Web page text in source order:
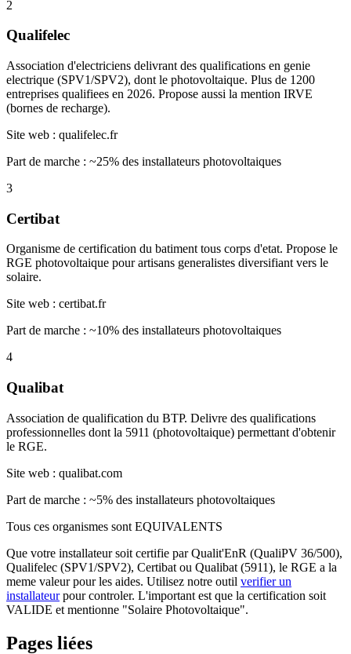
2
Qualifelec
Association d'electriciens delivrant des qualifications en genie
electrique (SPV1/SPV2), dont le photovoltaique. Plus de 1200
entreprises qualifiees en 2026. Propose aussi la mention IRVE
(bornes de recharge).
Site web : qualifelec.fr
Part de marche : ~25% des installateurs photovoltaiques
3
Certibat
Organisme de certification du batiment tous corps d'etat. Propose le
RGE photovoltaique pour artisans generalistes diversifiant vers le
solaire.
Site web : certibat.fr
Part de marche : ~10% des installateurs photovoltaiques
4
Qualibat
Association de qualification du BTP. Delivre des qualifications
professionnelles dont la 5911 (photovoltaique) permettant d'obtenir
le RGE.
Site web : qualibat.com
Part de marche : ~5% des installateurs photovoltaiques
Tous ces organismes sont EQUIVALENTS
Que votre installateur soit certifie par Qualit'EnR (QualiPV 36/500),
Qualifelec (SPV1/SPV2), Certibat ou Qualibat (5911), le RGE a la
meme valeur pour les aides. Utilisez notre outil verifier un
installateurpour controler. L'important est que la certification soit
VALIDE et mentionne "Solaire Photovoltaique".
Pages liées